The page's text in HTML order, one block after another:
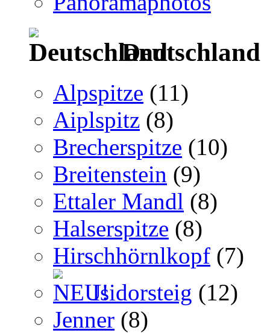
Deutschland
Alpspitze (11)
Aiplspitz (8)
Brecherspitze (10)
Breitenstein (9)
Ettaler Mandl (8)
Halserspitze (8)
Hirschhörnlkopf (7)
Isidorsteig (12)
Jenner (8)